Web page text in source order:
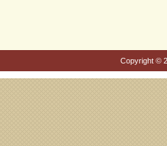
Copyright ©